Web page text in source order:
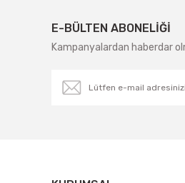
E-BÜLTEN ABONELİĞİ
Kampanyalardan haberdar